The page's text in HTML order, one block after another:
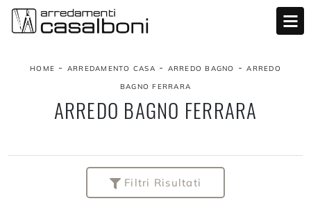
HOME - ARREDAMENTO CASA - ARREDO BAGNO -ARREDO
BAGNO FERRARA
ARREDO BAGNO FERRARA
Filtri Risultati